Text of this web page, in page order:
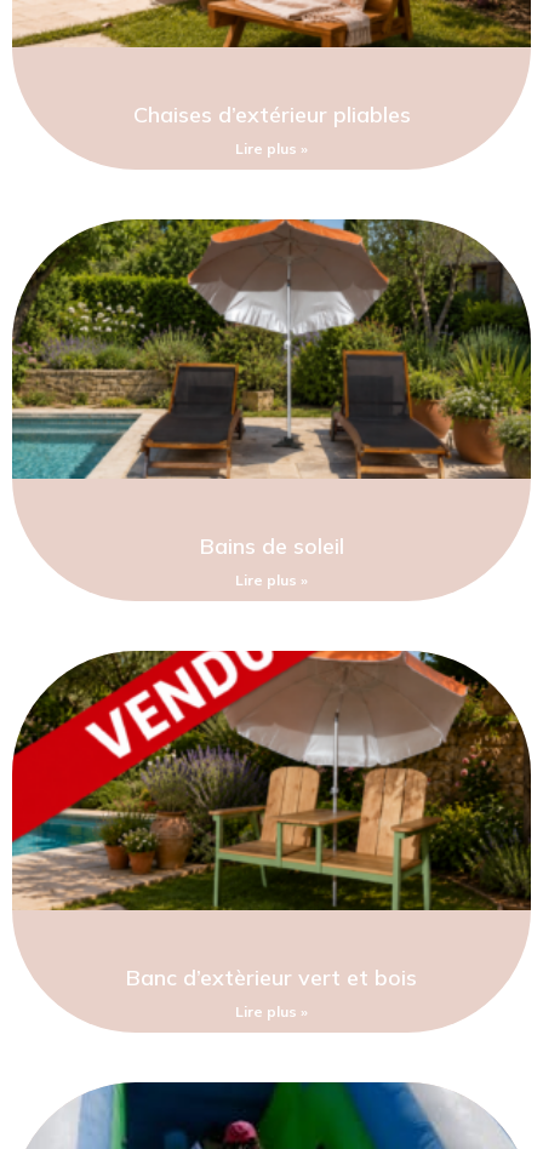
Chaises d’extérieur pliables
Lire plus »
Bains de soleil
Lire plus »
Banc d’extèrieur vert et bois
Lire plus »